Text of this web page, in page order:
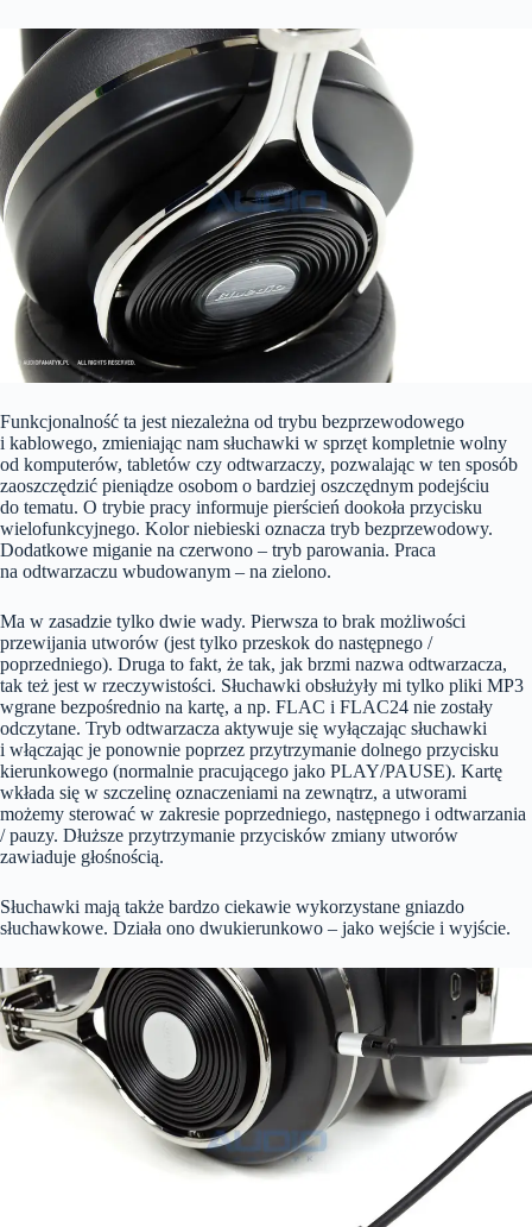
Funkcjonalność ta jest niezależna od trybu bezprzewodowego
i kablowego, zmieniając nam słuchawki w sprzęt kompletnie wolny
od komputerów, tabletów czy odtwarzaczy, pozwalając w ten sposób
zaoszczędzić pieniądze osobom o bardziej oszczędnym podejściu
do tematu. O trybie pracy informuje pierścień dookoła przycisku
wielofunkcyjnego. Kolor niebieski oznacza tryb bezprzewodowy.
Dodatkowe miganie na czerwono – tryb parowania. Praca
na odtwarzaczu wbudowanym – na zielono.
Ma w zasadzie tylko dwie wady. Pierwsza to brak możliwości
przewijania utworów (jest tylko przeskok do następnego /
poprzedniego). Druga to fakt, że tak, jak brzmi nazwa odtwarzacza,
tak też jest w rzeczywistości. Słuchawki obsłużyły mi tylko pliki MP3
wgrane bezpośrednio na kartę, a np. FLAC i FLAC24 nie zostały
odczytane. Tryb odtwarzacza aktywuje się wyłączając słuchawki
i włączając je ponownie poprzez przytrzymanie dolnego przycisku
kierunkowego (normalnie pracującego jako PLAY/PAUSE). Kartę
wkłada się w szczelinę oznaczeniami na zewnątrz, a utworami
możemy sterować w zakresie poprzedniego, następnego i odtwarzania
/ pauzy. Dłuższe przytrzymanie przycisków zmiany utworów
zawiaduje głośnością.
Słuchawki mają także bardzo ciekawie wykorzystane gniazdo
słuchawkowe. Działa ono dwukierunkowo – jako wejście i wyjście.